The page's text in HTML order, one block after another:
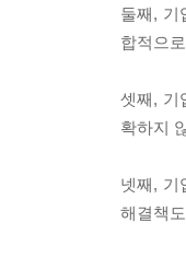
둘째, 기
합적으
셋째, 기
확하지
넷째, 기
해결책